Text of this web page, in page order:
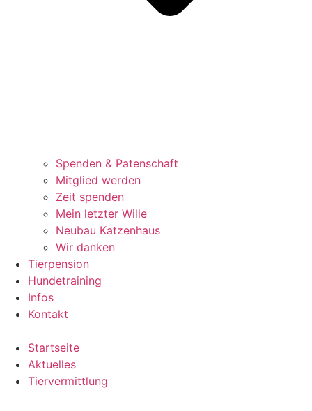
Spenden & Patenschaft
Mitglied werden
Zeit spenden
Mein letzter Wille
Neubau Katzenhaus
Wir danken
Tierpension
Hundetraining
Infos
Kontakt
Startseite
Aktuelles
Tiervermittlung